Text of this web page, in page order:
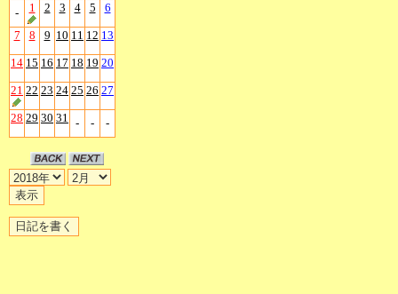
- 1 2 3 4 5 6
7 8 9 10 11 12 13
14 15 16 17 18 19 20
21 22 23 24 25 26 27
28 29 30 31 - - -